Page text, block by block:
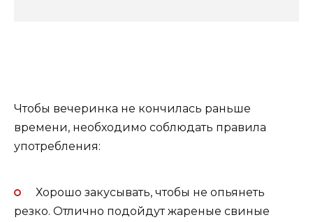
Чтобы вечеринка не кончилась раньше
времени, необходимо соблюдать правила
употребления:
Хорошо закусывать, чтобы не опьянеть
резко. Отлично подойдут жареные свиные